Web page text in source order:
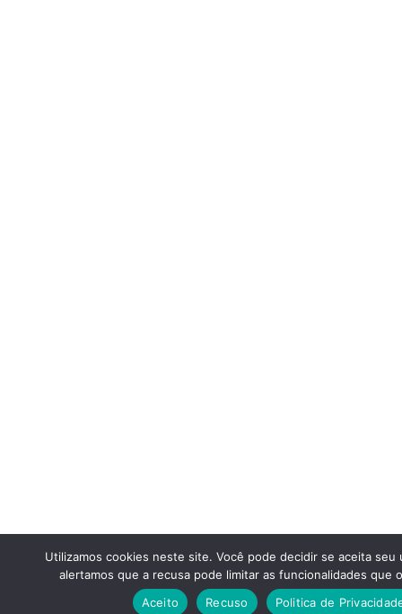
Utilizamos cookies neste site. Você pode decidir se aceita seu
alertamos que a recusa pode limitar as funcionalidades que
Aceito
Recuso Politica de